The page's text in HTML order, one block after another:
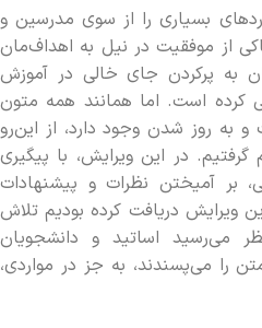
بسیاری را از سوی مدرسین و
از موفقیت در نیل به اهداف‌مان
به پرکردن جای خالی در آموزش
کرده است. اما همانند همه متون
به روز شدن وجود دارد، از این‌رو
در این ویرایش، با پیگیری
بر آمیختن نظرات و پیشنهادات
ویرایش دریافت کرده بودیم تلاش
می‌رسید اساتید و دانشجویان
را می‌پسندند، به جز در مواردی،